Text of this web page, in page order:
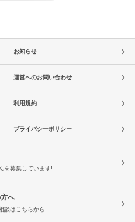
お知らせ
運営へのお問い合わせ
利用規約
プライバシーポリシー
を募集しています!
へ
談はこちらから